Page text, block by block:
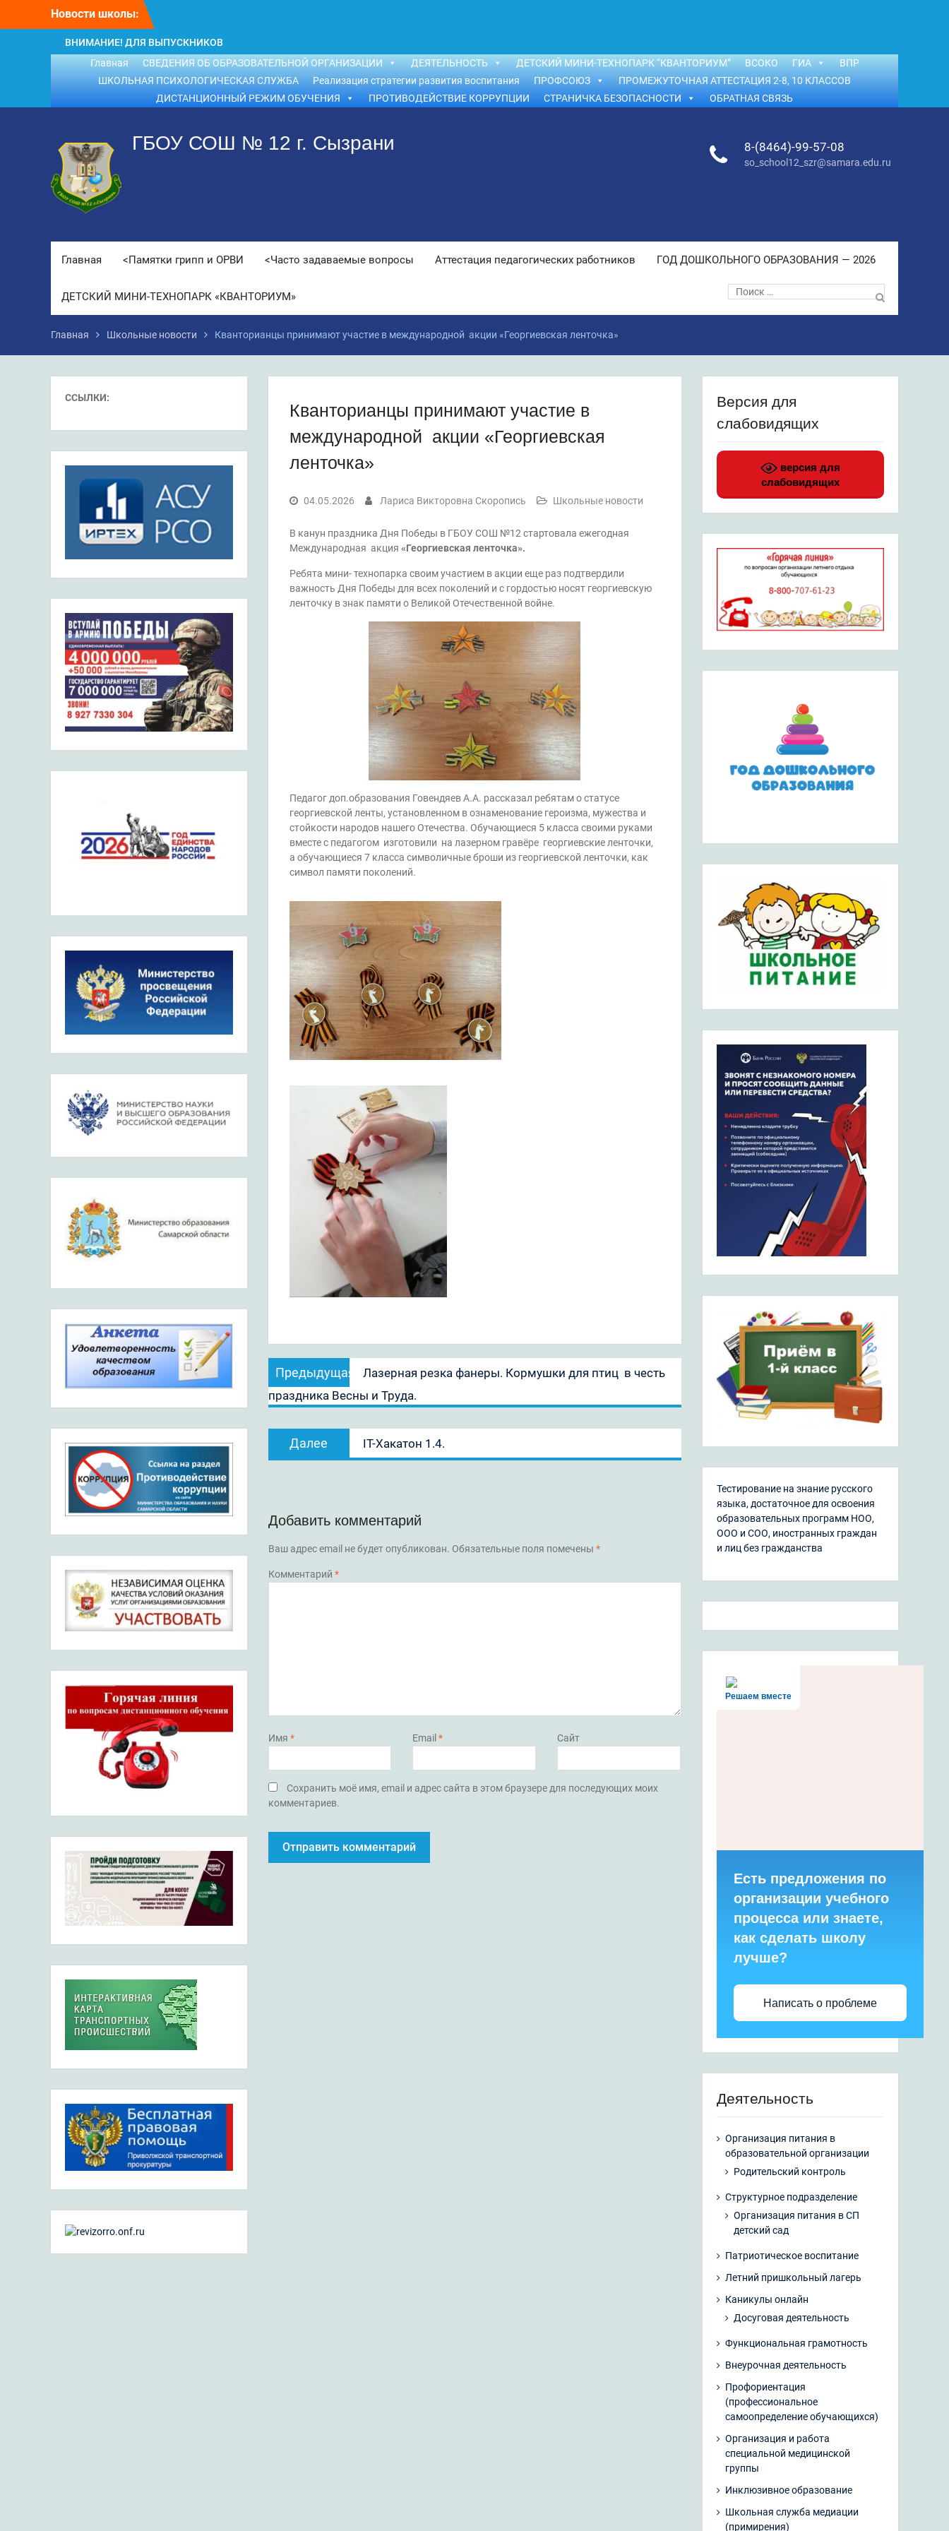
Новости школы:
ВНИМАНИЕ! ДЛЯ ВЫПУСКНИКОВ
ШКОЛЫ!
ВНИМАНИЕ!!! Летний отдых.
Главная СВЕДЕНИЯ ОБ ОБРАЗОВАТЕЛЬНОЙ ОРГАНИЗАЦИИ ДЕЯТЕЛЬНОСТЬ ДЕТСКИЙ МИНИ-ТЕХНОПАРК “КВАНТОРИУМ” ВСОКО ГИА
ВПР
ШКОЛЬНАЯ ПСИХОЛОГИЧЕСКАЯ СЛУЖБА
Реализация стратегии развития воспитания ПРОФСОЮЗ
ПРОМЕЖУТОЧНАЯ АТТЕСТАЦИЯ 2-8, 10 КЛАССОВ
ДИСТАНЦИОННЫЙ РЕЖИМ ОБУЧЕНИЯ
ПРОТИВОДЕЙСТВИЕ КОРРУПЦИИ СТРАНИЧКА БЕЗОПАСНОСТИ ОБРАТНАЯ СВЯЗЬ
ГБОУ СОШ № 12 г. Сызрани 8-(8464)-99-57-08
so_school12_szr@samara.edu.ru
Главная <Памятки грипп и ОРВИ <Часто задаваемые вопросы Аттестация педагогических работников ГОД ДОШКОЛЬНОГО ОБРАЗОВАНИЯ — 2026
ДЕТСКИЙ МИНИ-ТЕХНОПАРК «КВАНТОРИУМ»
Поиск
по:
Главная Школьные новости Кванторианцы принимают участие в международной акции «Георгиевская ленточка»
Кванторианцы принимают участие в
международной акции «Георгиевская
ленточка»
04.05.2026 Лариса Викторовна Скоропись Школьные новости
В канун праздника Дня Победы в ГБОУ СОШ №12 стартовала ежегодная
Международная акция «Георгиевская ленточка».
Ребята мини- технопарка своим участием в акции еще раз подтвердили
важность Дня Победы для всех поколений и с гордостью носят георгиевскую
ленточку в знак памяти о Великой Отечественной войне.
Педагог доп.образования Говендяев А.А. рассказал ребятам о статусе
георгиевской ленты, установленном в ознаменование героизма, мужества и
стойкости народов нашего Отечества. Обучающиеся 5 класса своими руками
вместе с педагогом изготовили на лазерном гравёре георгиевские ленточки,
а обучающиеся 7 класса символичные броши из георгиевской ленточки, как
символ памяти поколений.
Навигация
по
записям
Предыдущая
запись:
Лазерная резка фанеры. Кормушки для птиц в честь
праздника Весны и Труда.
Далее
запись:
IT-Хакатон 1.4.
Добавить комментарий
Ваш адрес email не будет опубликован. Обязательные поля помечены *
Комментарий *
Имя * Email* Сайт
Сохранить моё имя, email и адрес сайта в этом браузере для последующих моих
комментариев.
Версия для
слабовидящих
версия для
слабовидящих
Тестирование на знание русского
языка, достаточное для освоения
образовательных программ НОО,
ООО и СОО, иностранных граждан
и лиц без гражданства
Решаем вместе
Есть предложения по
организации учебного
процесса или знаете,
как сделать школу
лучше?
Написать о проблеме
Деятельность
Организация питания в
образовательной организации
Родительский контроль
Структурное подразделение
Организация питания в СП
детский сад
Патриотическое воспитание
Летний пришкольный лагерь
Каникулы онлайн
Досуговая деятельность
Функциональная грамотность
Внеурочная деятельность
Профориентация
(профессиональное
самоопределение обучающихся)
Организация и работа
специальной медицинской
группы
Инклюзивное образование
Школьная служба медиации
(примирения)
ССЫЛКИ: